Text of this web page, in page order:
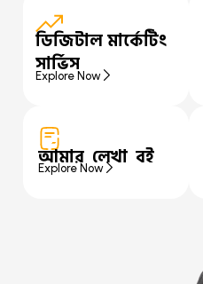
ডিজিটাল মার্কেটিং
সার্ভিস
Explore Now
আমার লেখা বই
Explore Now